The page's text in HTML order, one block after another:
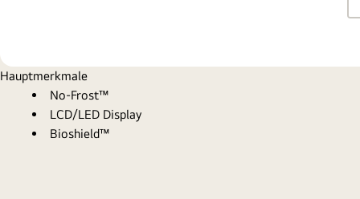
Hauptmerkmale
No-Frost™
LCD/LED Display
Bioshield™